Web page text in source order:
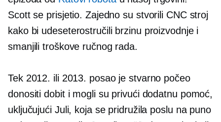
Scott se prisjetio. Zajedno su stvorili CNC stroj
kako bi udeseterostručili brzinu proizvodnje i
smanjili troškove ručnog rada.
Tek 2012. ili 2013. posao je stvarno počeo
donositi dobit i mogli su privući dodatnu pomoć,
uključujući Juli, koja se pridružila poslu na puno